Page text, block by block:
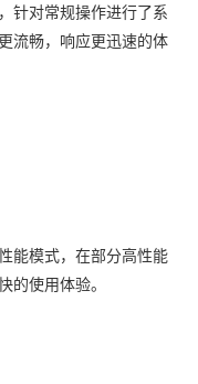
针对常规操作进行了系
流畅，响应更迅速的体
能模式，在部分高性能
的使用体验。